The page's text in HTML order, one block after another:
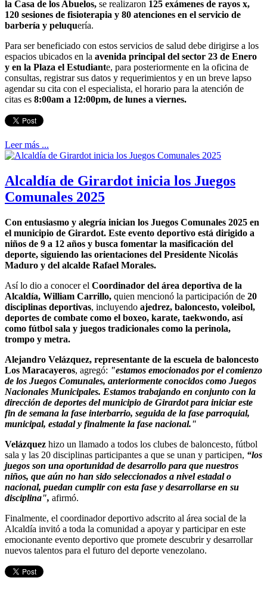
la Casa de los Abuelos, se realizaron 125 exámenes de rayos x,
120 sesiones de fisioterapia y 80 atenciones en el servicio de
barbería y peluquería.
Para ser beneficiado con estos servicios de salud debe dirigirse a los
espacios ubicados en la avenida principal del sector 23 de Enero
y en la Plaza el Estudiante, para posteriormente en la oficina de
consultas, registrar sus datos y requerimientos y en un breve lapso
agendar su cita con el especialista, el horario para la atención de
citas es 8:00am a 12:00pm, de lunes a viernes.
Leer más ...
Alcaldía de Girardot inicia los Juegos
Comunales 2025
Con entusiasmo y alegría inician los Juegos Comunales 2025 en
el municipio de Girardot. Este evento deportivo está dirigido a
niños de 9 a 12 años y busca fomentar la masificación del
deporte, siguiendo las orientaciones del Presidente Nicolás
Maduro y del alcalde Rafael Morales.
Así lo dio a conocer el Coordinador del área deportiva de la
Alcaldía, William Carrillo, quien mencionó la participación de 20
disciplinas deportivas, incluyendo ajedrez, baloncesto, voleibol,
deportes de combate como el boxeo, karate, taekwondo, así
como fútbol sala y juegos tradicionales como la perinola,
trompo y metra.
Alejandro Velázquez, representante de la escuela de baloncesto
Los Maracayeros, agregó: "estamos emocionados por el comienzo
de los Juegos Comunales, anteriormente conocidos como Juegos
Nacionales Municipales. Estamos trabajando en conjunto con la
dirección de deportes del municipio de Girardot para iniciar este
fin de semana la fase interbarrio, seguida de la fase parroquial,
municipal, estadal y finalmente la fase nacional."
Velázquez hizo un llamado a todos los clubes de baloncesto, fútbol
sala y las 20 disciplinas participantes a que se unan y participen, “los
juegos son una oportunidad de desarrollo para que nuestros
niños, que aún no han sido seleccionados a nivel estadal o
nacional, puedan cumplir con esta fase y desarrollarse en su
disciplina", afirmó.
Finalmente, el coordinador deportivo adscrito al área social de la
Alcaldía invitó a toda la comunidad a apoyar y participar en este
emocionante evento deportivo que promete descubrir y desarrollar
nuevos talentos para el futuro del deporte venezolano.